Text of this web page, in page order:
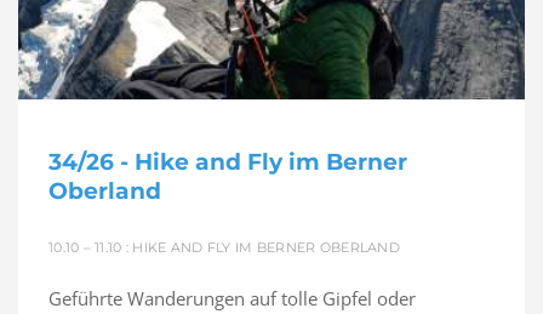
34/26 - Hike and Fly im Berner
Oberland
10.10 – 11.10 : HIKE AND FLY IM BERNER OBERLAND
Geführte Wanderungen auf tolle Gipfel oder